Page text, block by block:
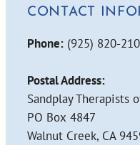
CONTACT
Phone: (925) 820-
Postal Address:
Sandplay Therapists
PO Box 4847
Walnut Creek, CA